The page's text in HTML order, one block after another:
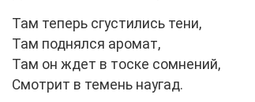
Там теперь сгустились тени,
Там поднялся аромат,
Там он ждет в тоске сомнений,
Смотрит в темень наугад.